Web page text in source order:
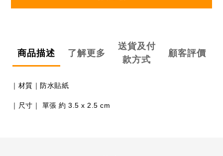
商品描述 了解更多
送貨及付
款方式
顧客評價
｜材質｜防水貼紙
｜尺寸｜ 單張 約 3.5 x 2.5 cm